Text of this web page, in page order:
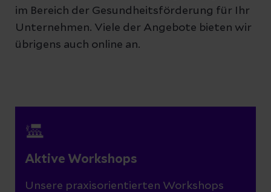
im Bereich der Gesundheitsförderung für Ihr
Unternehmen. Viele der Angebote bieten wir
übrigens auch online an.
Aktive Workshops
Unsere praxisorientierten Workshops